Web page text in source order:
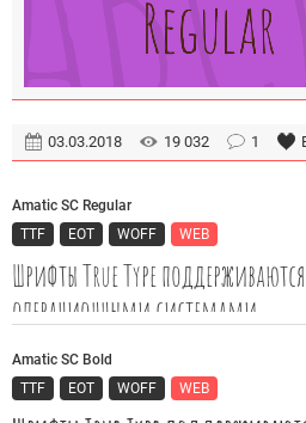
03.03.2018 19 032 1
Amatic SC Regular
TTF
EOT WOFF WEB
Amatic SC Bold
TTF
EOT WOFF WEB